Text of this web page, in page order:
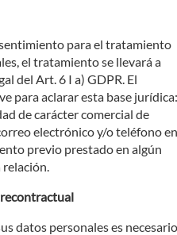
para el tratamiento
el tratamiento se llevará a
del Art. 6 I a) GDPR. El
para aclarar esta base jurídica:
de carácter comercial de
electrónico y/o teléfono en
previo prestado en algún
datos personales es necesario